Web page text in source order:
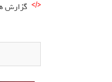
گزارش